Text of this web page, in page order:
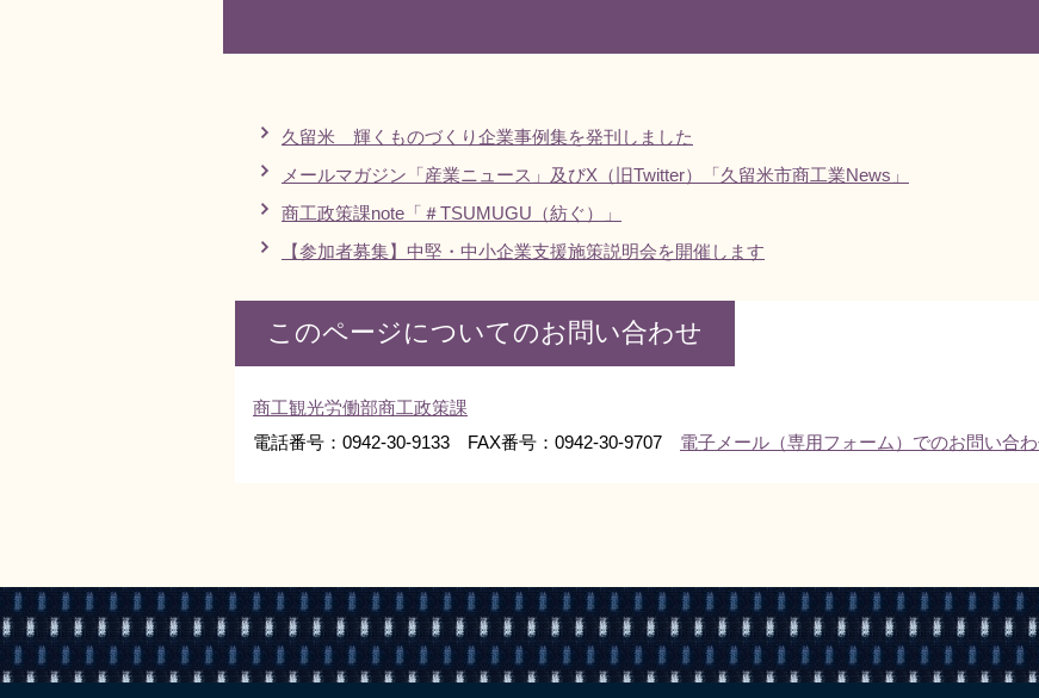
久留米 輝くものづくり企業事例集を発刊しました
メールマガジン「産業ニュース」及びX（旧Twitter）「久留米市商工業News」
商工政策課note「＃TSUMUGU（紡ぐ）」
【参加者募集】中堅・中小企業支援施策説明会を開催します
このページについてのお問い合わせ
商工観光労働部商工政策課
電話番号：0942-30-9133 FAX番号：0942-30-9707 電子メール（専用フォーム）でのお問い合